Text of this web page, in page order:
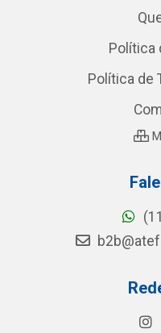
Política
Política de